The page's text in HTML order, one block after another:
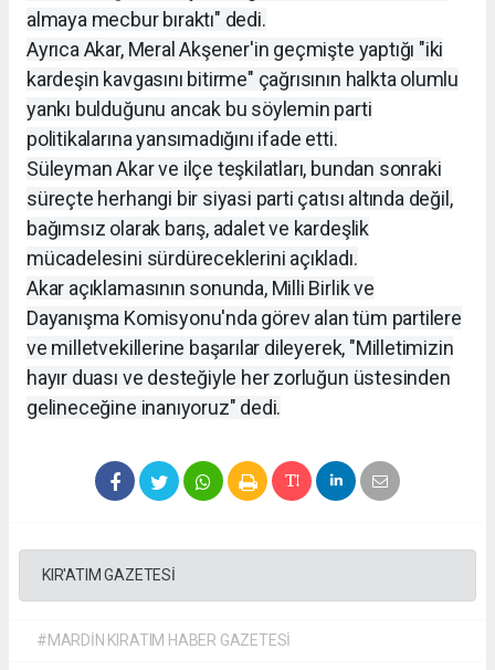
almaya mecbur bıraktı" dedi.
Ayrıca Akar, Meral Akşener'in geçmişte yaptığı "iki
kardeşin kavgasını bitirme" çağrısının halkta olumlu
yankı bulduğunu ancak bu söylemin parti
politikalarına yansımadığını ifade etti.
Süleyman Akar ve ilçe teşkilatları, bundan sonraki
süreçte herhangi bir siyasi parti çatısı altında değil,
bağımsız olarak barış, adalet ve kardeşlik
mücadelesini sürdüreceklerini açıkladı.
Akar açıklamasının sonunda, Milli Birlik ve
Dayanışma Komisyonu'nda görev alan tüm partilere
ve milletvekillerine başarılar dileyerek, "Milletimizin
hayır duası ve desteğiyle her zorluğun üstesinden
gelineceğine inanıyoruz" dedi.
KIR'ATIM GAZETESİ
#MARDİN KIRATIM HABER GAZETESİ